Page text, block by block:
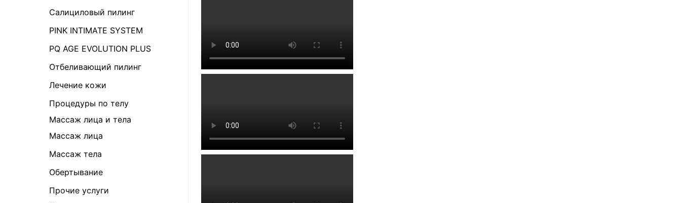
Салициловый пилинг
PINK INTIMATE SYSTEM
PQ AGE EVOLUTION PLUS
Отбеливающий пилинг
Лечение кожи
Процедуры по телу
Массаж лица и тела
Массаж лица
Массаж тела
Обертывание
Прочие услуги